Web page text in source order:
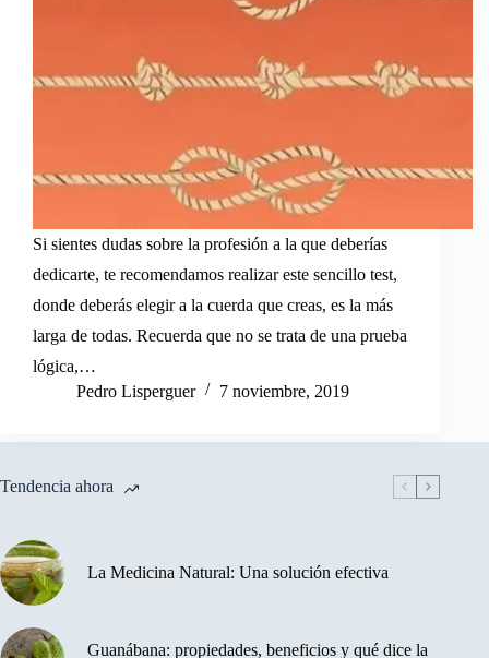
Si sientes dudas sobre la profesión a la que deberías
dedicarte, te recomendamos realizar este sencillo test,
donde deberás elegir a la cuerda que creas, es la más
larga de todas. Recuerda que no se trata de una prueba
lógica,…
Pedro Lisperguer
7 noviembre, 2019
Tendencia ahora
La Medicina Natural: Una solución efectiva
Guanábana: propiedades, beneficios y qué dice la